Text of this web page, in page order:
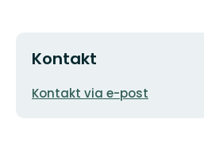
Kontakt
E-
Kontakt via e-post